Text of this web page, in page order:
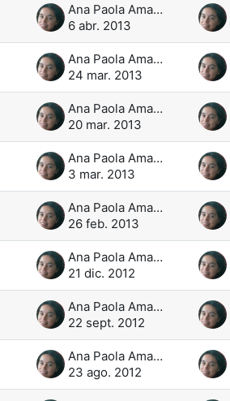
Ana Paola Amadeo
6 abr. 2013
Ana Paola Amadeo
24 mar. 2013
Ana Paola Amadeo
20 mar. 2013
Ana Paola Amadeo
3 mar. 2013
Ana Paola Amadeo
26 feb. 2013
Ana Paola Amadeo
21 dic. 2012
Ana Paola Amadeo
22 sept. 2012
Ana Paola Amadeo
23 ago. 2012